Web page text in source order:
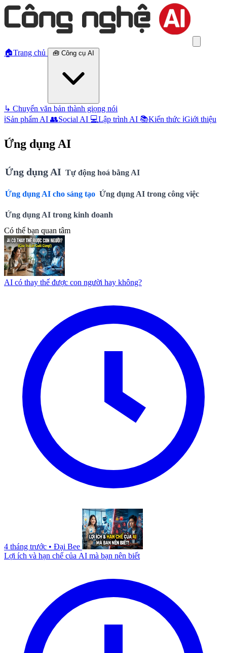
🏠Trang chủ 🧰 Công cụ AI
↳ Chuyển văn bản thành giọng nói
ℹ️Sản phẩm AI 👥Social AI 💻Lập trình AI 📚Kiến thức ℹ️Giới thiệu
Ứng dụng AI
Ứng dụng AI Tự động hoá bằng AI
Ứng dụng AI cho sáng tạo Ứng dụng AI trong công việc
Ứng dụng AI trong kinh doanh
Có thể bạn quan tâm
AI có thay thế được con người hay không?
4 tháng trước • Đại Bee
Lợi ích và hạn chế của AI mà bạn nên biết